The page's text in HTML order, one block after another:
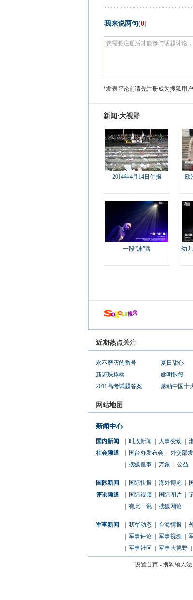
我来说两句(0)
*发表评论前请先注册成为搜狐用
新闻·大视野
2014年4月14日午报 欧
一段“沫”路
幼
近期热点关注
永不磨灭的番号 夏日甜心
新还珠格格
姚明退役
2011高考试题答案
感动中国十
网站地图
新闻中心
国内新闻 时政新闻 人事变动
国台办发布会 外交部
社会频道
搜狐侃事 万象 公益
国际新闻 国际快报 海外博览
国际视频 国际图片
评论频道
有此一说 搜狐网论
军事新闻 我军动态 台海情报
军事评论 军事视频
军事社区 军事大视野
设置首页- 搜狗输入法